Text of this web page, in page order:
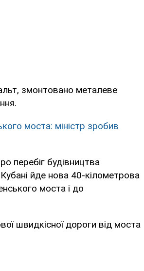
змонтовано металеве
моста: міністр зробив
перебіг будівництва
йде нова 40-кілометрова
моста і до
швидкісної дороги від моста